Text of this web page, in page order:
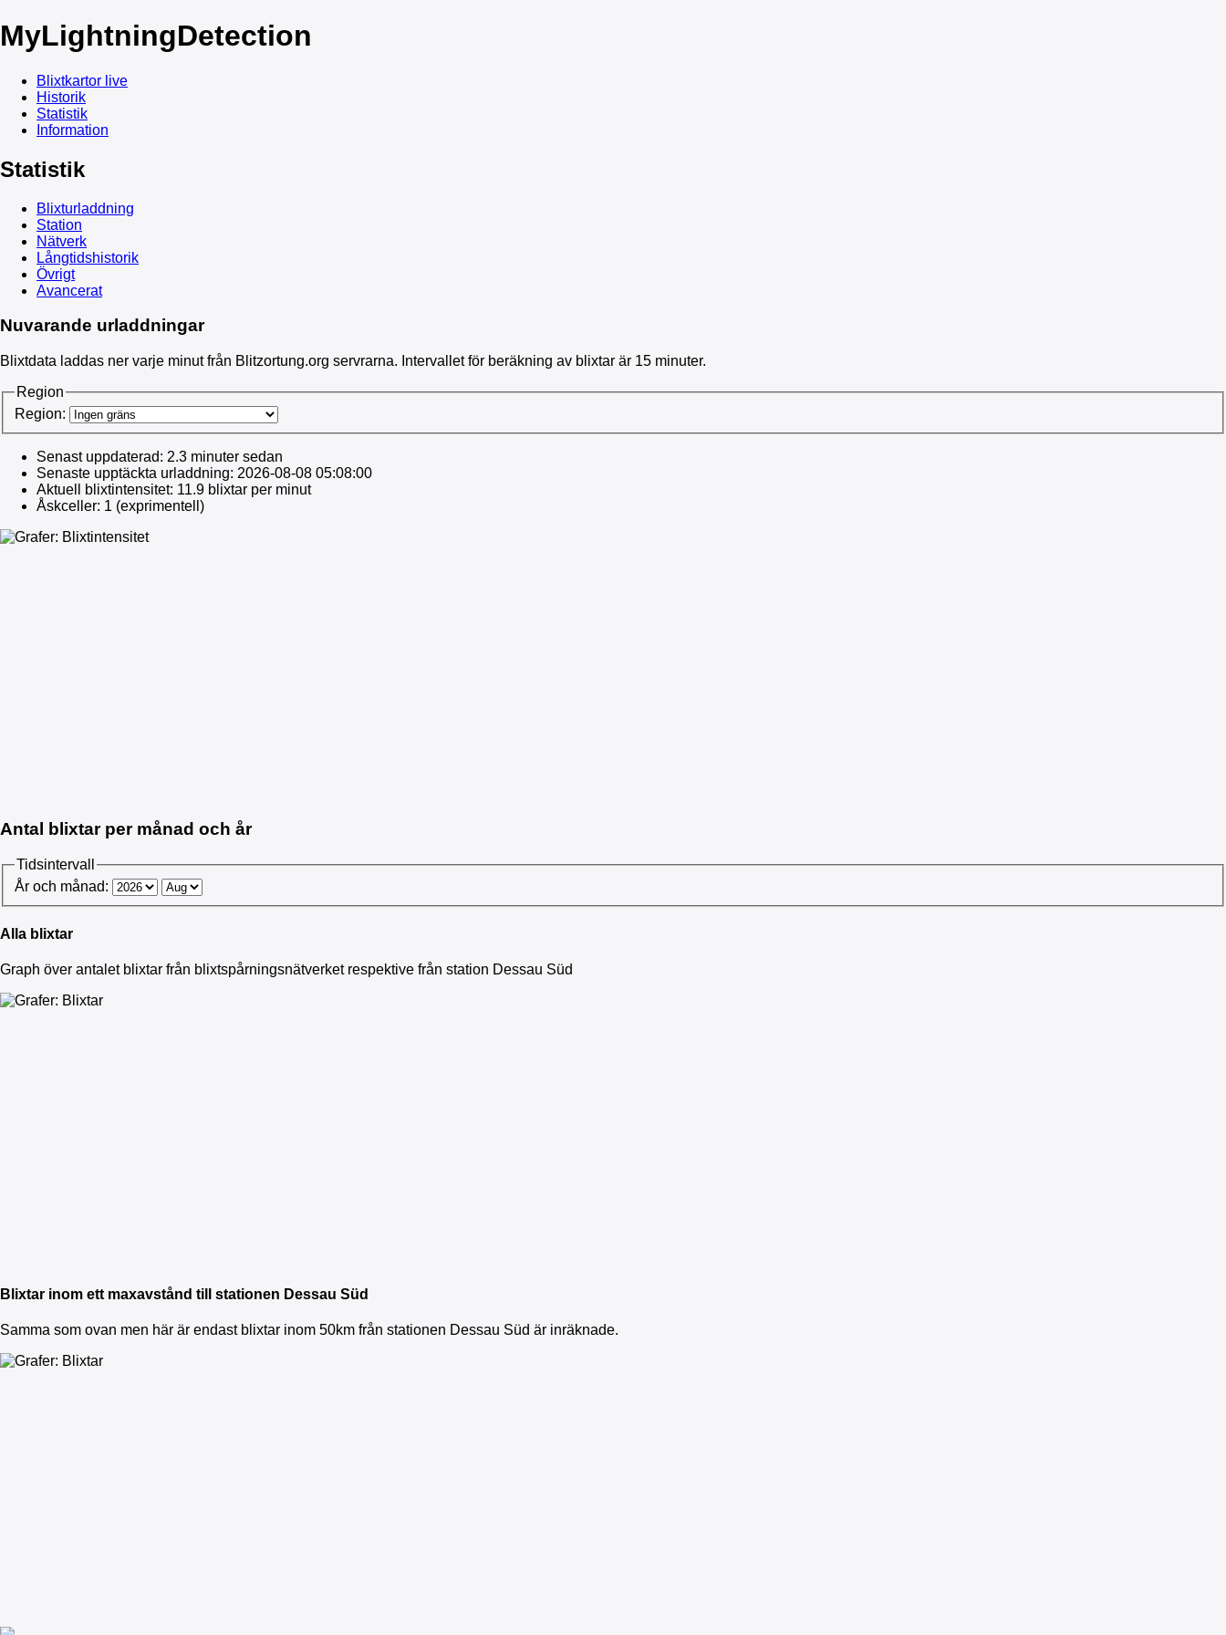
MyLightningDetection
Blixtkartor live
Historik
Statistik
Information
Statistik
Blixturladdning
Station
Nätverk
Långtidshistorik
Övrigt
Avancerat
Nuvarande urladdningar
Blixtdata laddas ner varje minut från Blitzortung.org servrarna. Intervallet för beräkning av blixtar är 15 minuter.
Region
Region:
Senast uppdaterad: 2.3 minuter sedan
Senaste upptäckta urladdning: 2026-08-08 05:08:00
Aktuell blixtintensitet: 11.9 blixtar per minut
Åskceller: 1 (exprimentell)
Antal blixtar per månad och år
Tidsintervall
År och månad:
Alla blixtar
Graph över antalet blixtar från blixtspårningsnätverket respektive från station Dessau Süd
Blixtar inom ett maxavstånd till stationen Dessau Süd
Samma som ovan men här är endast blixtar inom 50km från stationen Dessau Süd är inräknade.